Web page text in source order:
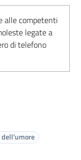
alle competenti
legate a
di telefono